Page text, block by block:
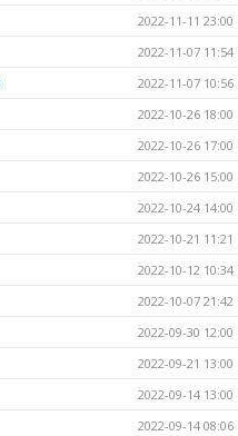
2022-11-11 23:00
2022-11-07 11:54
2022-11-07 10:56
2022-10-26 18:00
2022-10-26 17:00
2022-10-26 15:00
2022-10-24 14:00
2022-10-21 11:21
2022-10-12 10:34
2022-10-07 21:42
2022-09-30 12:00
2022-09-21 13:00
2022-09-14 13:00
2022-09-14 08:06